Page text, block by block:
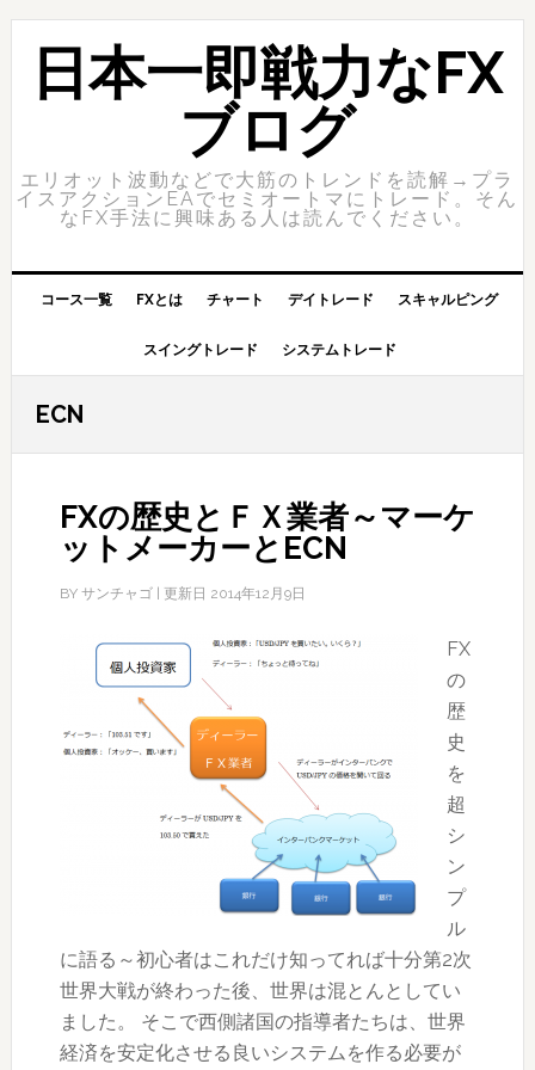
Skip
primary
navigation
Skip
content日本一即戦力なFX
ブログ
エリオット波動などで大筋のトレンドを読解→プラ
イスアクションEAでセミオートマにトレード。そん
なFX手法に興味ある人は読んでください。
コース一覧 FXとは チャート デイトレード スキャルピング
スイングトレード システムトレード
ECN
FXの歴史とＦＸ業者～マーケ
ットメーカーとECN
BY サンチャゴ| 更新日 2014年12月9日
FX
の
歴
史
を
超
シ
ン
プ
ル
に語る～初心者はこれだけ知ってれば十分第2次
世界大戦が終わった後、世界は混とんとしてい
ました。 そこで西側諸国の指導者たちは、世界
経済を安定化させる良いシステムを作る必要が